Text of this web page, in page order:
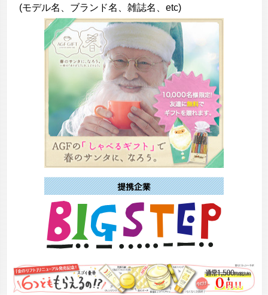
(モデル名、ブランド名、雑誌名、etc)